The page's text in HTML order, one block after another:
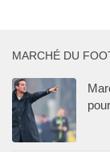
MARCHÉ DU